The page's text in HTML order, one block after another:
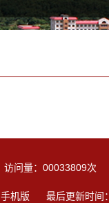
访问量： 00033809次
手机版 最后更新时间：